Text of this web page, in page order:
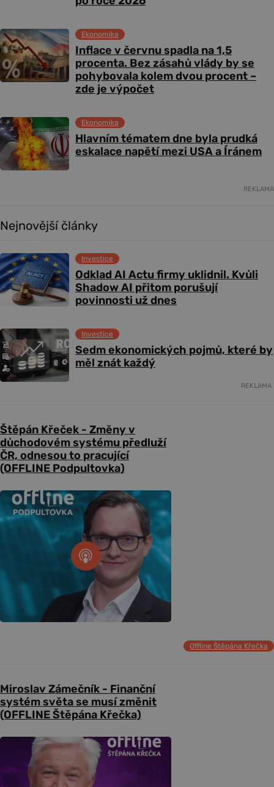
Inflace v červnu spadla na 1,5
procenta. Bez zásahů vlády by se
pohybovala kolem dvou procent –
zde je výpočet
Ekonomika
Hlavním tématem dne byla prudká
eskalace napětí mezi USA a Íránem
Ekonomika
REKLAMA
Nejnovější články
Odklad AI Actu firmy uklidnil. Kvůli
Shadow AI přitom porušují
povinnosti už dnes
Investice
Sedm ekonomických pojmů, které by
měl znát každý
Investice
REKLAMA
Štěpán Křeček - Změny v
důchodovém systému předluží
ČR, odnesou to pracující
(OFFLINE Podpultovka)
Offline Štěpána Křečka
Miroslav Zámečník - Finanční
systém světa se musí změnit
(OFFLINE Štěpána Křečka)